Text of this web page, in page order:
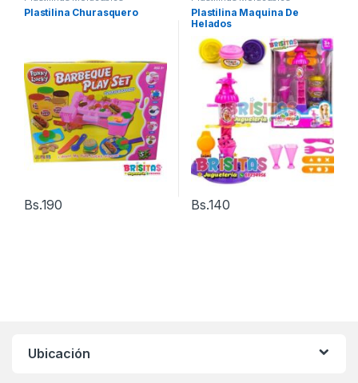
Plastilina Churasquero
Bs.190
Plastilina Maquina De
Helados
Bs.140
Ubicación